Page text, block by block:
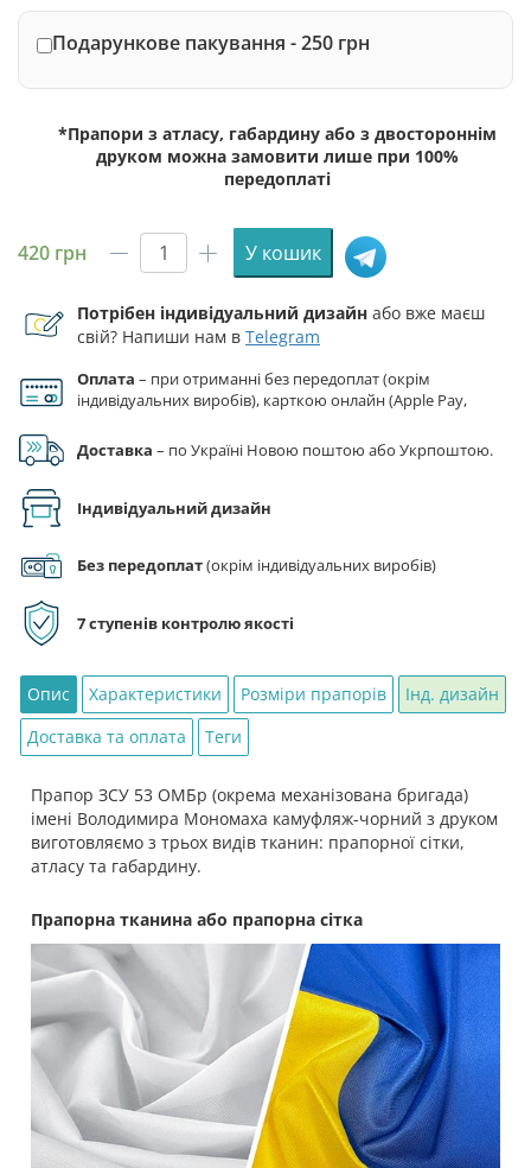
Подарункове пакування - 250 грн
*Прапори з атласу, габардину або з двостороннім
друком можна замовити лише при 100%
передоплаті
420 грн
Прапор
53
ОМБр
механізована
імені
Мономаха
камуфляж-
кількість
У кошик
Потрібен індивідуальний дизайн або вже маєш
свій? Напиши нам в Telegram
Оплата – при отриманні без передоплат (окрім
індивідуальних виробів), карткою онлайн (Apple Pay,
Доставка – по Україні Новою поштою або Укрпоштою.
Індивідуальний дизайн
Без передоплат(окрім індивідуальних виробів)
7 ступенів контролю якості
Опис Характеристики Розміри прапорів
Інд. дизайн
Доставка та оплата
Теги
Прапор ЗСУ 53 ОМБр (окрема механізована бригада)
імені Володимира Мономаха камуфляж-чорний з друком
виготовляємо з трьох видів тканин: прапорної сітки,
атласу та габардину.
Прапорна тканина або прапорна сітка